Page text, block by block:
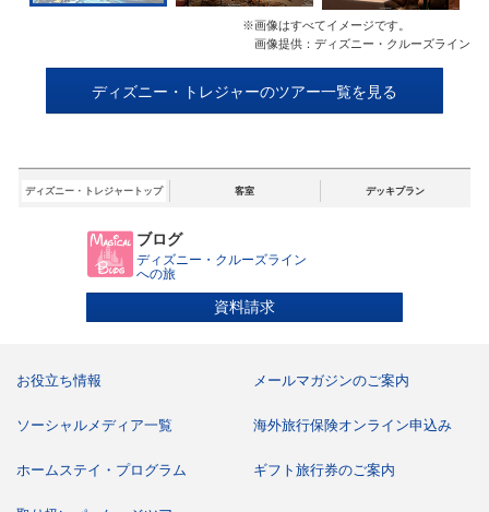
画像はすべてイメージです。
画像提供：ディズニー・クルーズライン
ディズニー・トレジャーのツアー一覧を見る
ディズニー・トレジャートップ 客室 デッキプラン
ブログ
ディズニー・クルーズライン
への旅
資料請求
お役立ち情報 メールマガジンのご案内
ソーシャルメディア一覧 海外旅行保険オンライン申込み
ホームステイ・プログラム ギフト旅行券のご案内